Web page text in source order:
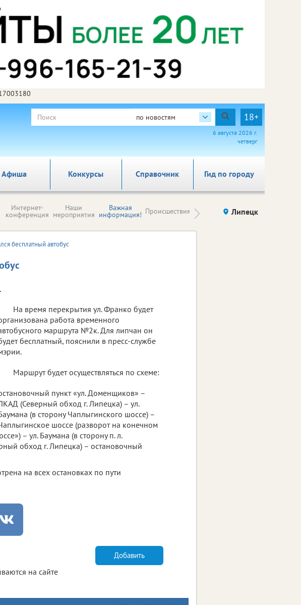
по новостям 18+
6 августа 2026 г.
четверг
Афиша Справочник Гид по городу
Конкурсы
Интернет-
конференция
Наши
мероприятия
Важная
информация! Происшествия Здоровье компаний (на
правах
Липецк
бесплатный автобус
На время перекрытия ул. Франко будет
работа временного
маршрута №2к. Для липчан он
бесплатный, пояснили в пресс-службе
Маршрут будет осуществляться по схеме:
пункт «ул. Доменщиков» –
(Северный обход г. Липецка) – ул.
(в сторону Чаплыгинского шоссе) –
шоссе (разворот на конечном
– ул. Баумана (в сторону п. л.
обход г. Липецка) – остановочный
на всех остановках по пути
на сайте
Добавить